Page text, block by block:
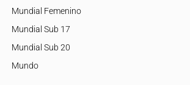
Mundial Femenino
Mundial Sub 17
Mundial Sub 20
Mundo